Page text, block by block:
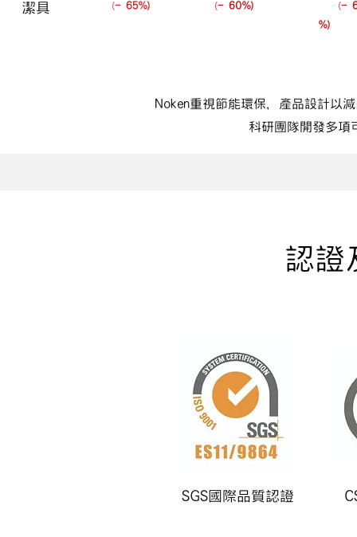
潔具
(- 65%) (- 60%) (-
%)
Noken重視節能環保，產品設計以
科研團隊開發多項
認證
SGS國際品質認證